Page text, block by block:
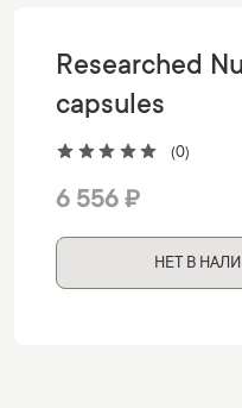
(0)
Researched
capsules
6 556 ₽
НЕТ В